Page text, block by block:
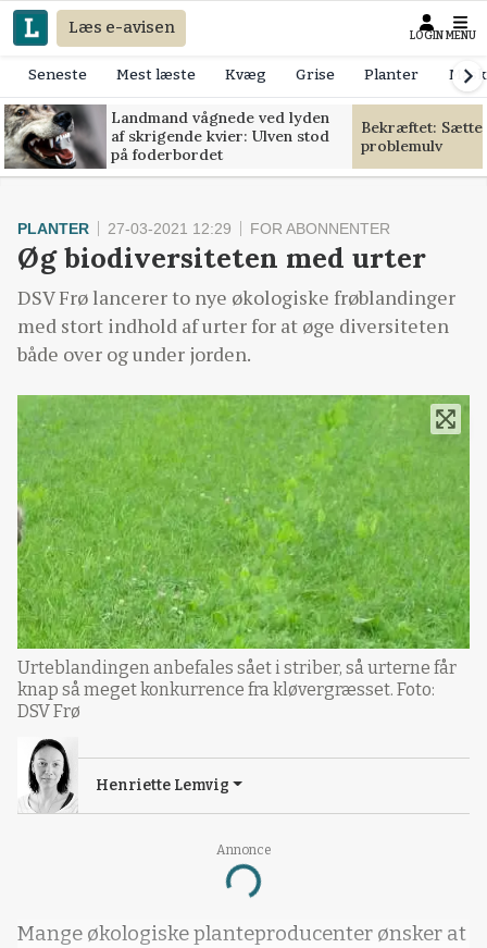
Læs e-avisen LOGIN MENU
Seneste Mest læste Kvæg Grise Planter
Landmand vågnede ved lyden
af skrigende kvier: Ulven stod
på foderbordet
Bekræftet:
problemulv
Annonce
Loading...
PLANTER 27-03-2021 12:29 FOR ABONNENTER
Øg biodiversiteten med urter
DSV Frø lancerer to nye økologiske frøblandinger
med stort indhold af urter for at øge diversiteten
både over og under jorden.
Urteblandingen anbefales sået i striber, så urterne får
knap så meget konkurrence fra kløvergræsset. Foto:
DSV Frø
Henriette Lemvig
Mange økologiske planteproducenter ønsker at